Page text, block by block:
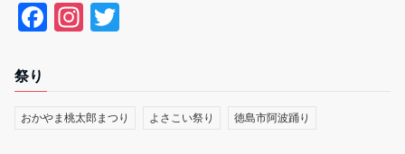
F
b
In
a
祭り
おかやま桃太郎まつり よさこい祭り 徳島市阿波踊り